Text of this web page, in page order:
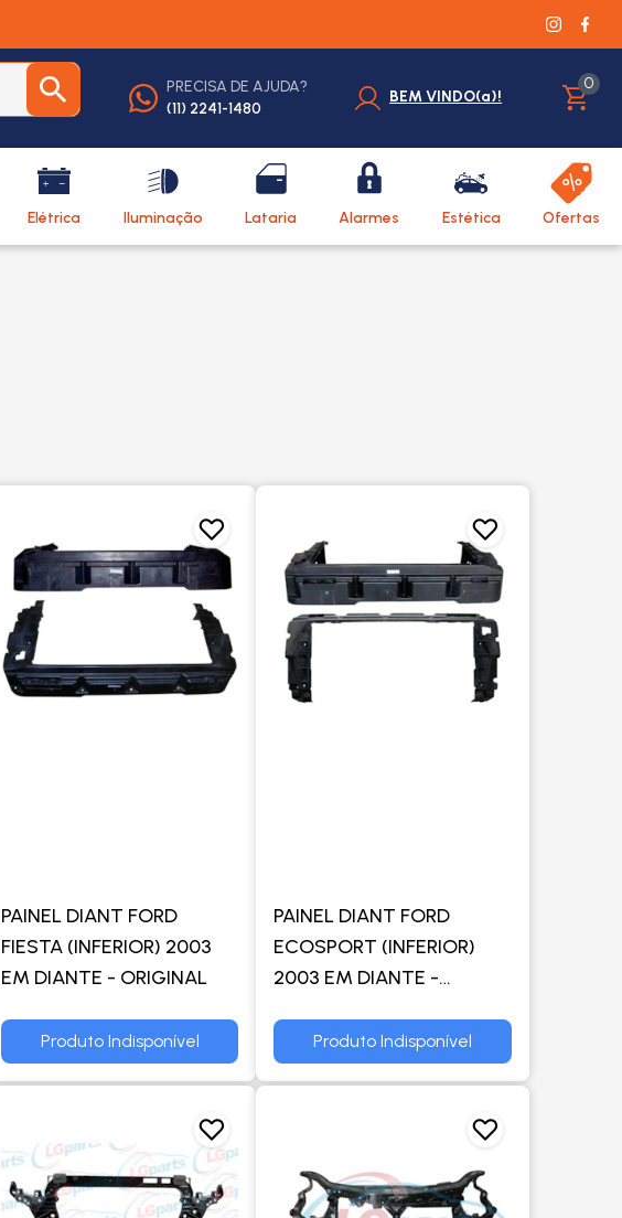
PRECISA DE AJUDA?
(11) 2241-1480
BEM VINDO(a)!
0
Elétrica Iluminação Lataria Alarmes Estética Ofertas
PAINEL DIANT FORD
FIESTA (INFERIOR) 2003
EM DIANTE - ORIGINAL
Produto Indisponível
PAINEL DIANT FORD
ECOSPORT (INFERIOR)
2003 EM DIANTE -
Produto Indisponível